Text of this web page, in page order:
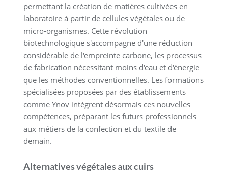
permettant la création de matières cultivées en
laboratoire à partir de cellules végétales ou de
micro-organismes. Cette révolution
biotechnologique s'accompagne d'une réduction
considérable de l'empreinte carbone, les processus
de fabrication nécessitant moins d'eau et d'énergie
que les méthodes conventionnelles. Les formations
spécialisées proposées par des établissements
comme Ynov intègrent désormais ces nouvelles
compétences, préparant les futurs professionnels
aux métiers de la confection et du textile de
demain.
Alternatives végétales aux cuirs